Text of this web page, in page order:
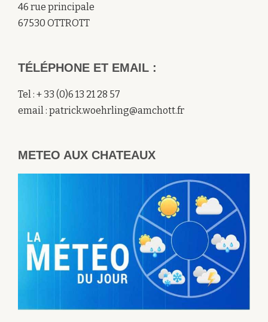
46 rue principale
67530 OTTROTT
TÉLÉPHONE ET EMAIL :
Tel : + 33 (0)6 13 21 28 57
email : patrick.woehrling@amchott.fr
METEO AUX CHATEAUX